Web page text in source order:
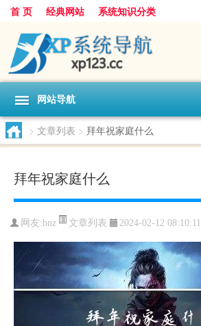
首 页 经典网站 系统知识分类
网站导航
> 文章列表 > 拜年祝家庭什么
拜年祝家庭什么
网友:bnz 文章列表 2024-02-12 08:10:11